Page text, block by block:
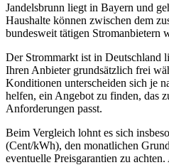
Jandelsbrunn liegt in Bayern und
Haushalte können zwischen dem
bundesweit tätigen Stromanbietern
Der Strommarkt ist in Deutschland
Ihren Anbieter grundsätzlich frei
Konditionen unterscheiden sich je
helfen, ein Angebot zu finden, das
Anforderungen passt.
Beim Vergleich lohnt es sich
(Cent/kWh), den monatlichen
eventuelle Preisgarantien zu